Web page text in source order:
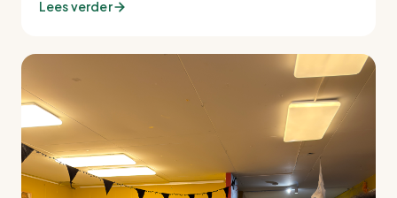
Lees verder